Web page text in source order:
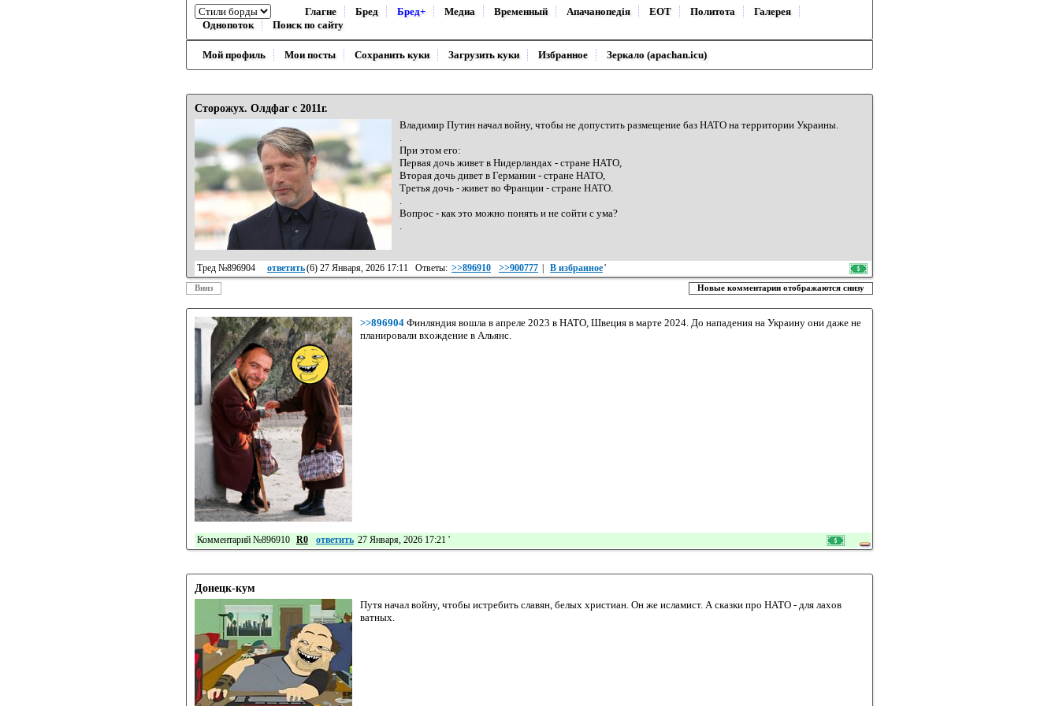
Глагне Бред Бред+ Медиа Временный Апачанопедiя ЕОТ Политота
Галерея
Однопоток
Поиск по сайту
Мой профиль Мои посты Сохранить куки Загрузить куки Избранное Зеркало (apachan.icu)
Сторожух. Олдфаг с 2011г.
Владимир Пyтин начал войну, чтобы не допустить размещение баз НАТО на территории Украины.
.
При этом его:
Первая дочь живет в Нидерландах - стране НАТО,
Вторая дочь дивет в Германии - стране НАТО,
Третья дочь - живет во Франции - стране НАТО.
.
Вопрос - как это можно понять и не сойти с ума?
.
Тред №896904 ответить(6) 27 Января, 2026 17:11 Ответы: >>896910 >>900777 В избранное'
Вниз Новые комментарии отображаются снизу
>>896904 Финляндия вошла в апреле 2023 в НАТО, Швеция в марте 2024. До нападения на Украину они даже не
планировали вхождение в Альянс.
Комментарий №896910 R0 ответить 27 Января, 2026 17:21 '
Донецк-кум
Путя начал войну, чтобы истребить славян, белых христиан. Он же исламист. А сказки про НАТО - для лахов
ватных.